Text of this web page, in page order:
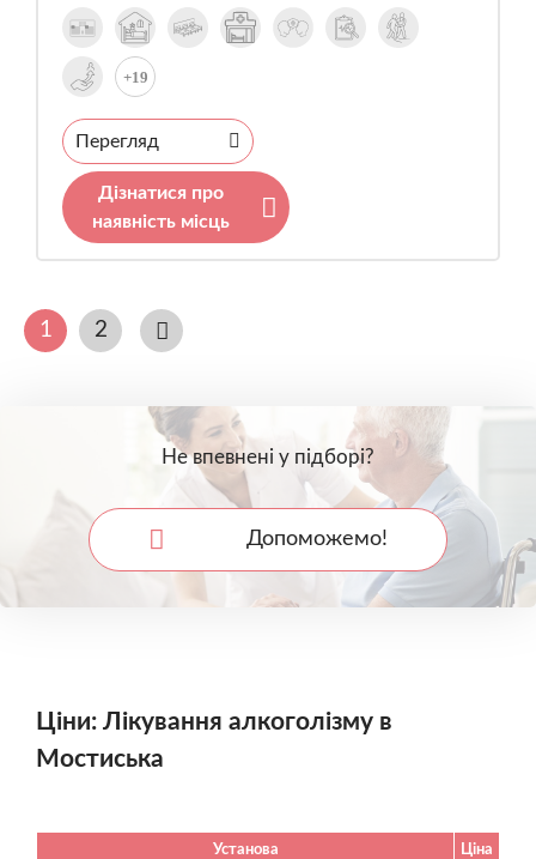
+19
Перегляд
Дізнатися про
наявність місць
1 2
Не впевнені у підборі?
Допоможемо!
Ціни: Лікування алкоголізму в
Мостиська
Установа Ціна